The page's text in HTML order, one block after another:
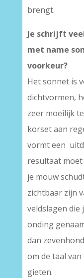
brengt.
Je schrijft
met name
voorkeur?
Het sonnet is
dichtvormen,
zeer moeilijk
korset aan
vormt een
resultaat
je mouw
zichtbaar zijn
veldslagen die
onding
dan
om de taal
gieten.